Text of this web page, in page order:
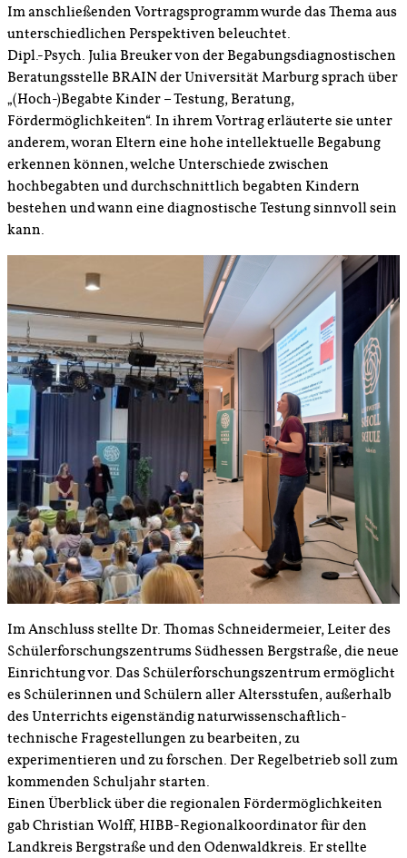
Im anschließenden Vortragsprogramm wurde das Thema aus
unterschiedlichen Perspektiven beleuchtet.
Dipl.-Psych. Julia Breuker von der Begabungsdiagnostischen
Beratungsstelle BRAIN der Universität Marburg sprach über
„(Hoch-)Begabte Kinder – Testung, Beratung,
Fördermöglichkeiten“. In ihrem Vortrag erläuterte sie unter
anderem, woran Eltern eine hohe intellektuelle Begabung
erkennen können, welche Unterschiede zwischen
hochbegabten und durchschnittlich begabten Kindern
bestehen und wann eine diagnostische Testung sinnvoll sein
kann.
Im Anschluss stellte Dr. Thomas Schneidermeier, Leiter des
Schülerforschungszentrums Südhessen Bergstraße, die neue
Einrichtung vor. Das Schülerforschungszentrum ermöglicht
es Schülerinnen und Schülern aller Altersstufen, außerhalb
des Unterrichts eigenständig naturwissenschaftlich-
technische Fragestellungen zu bearbeiten, zu
experimentieren und zu forschen. Der Regelbetrieb soll zum
kommenden Schuljahr starten.
Einen Überblick über die regionalen Fördermöglichkeiten
gab Christian Wolff, HIBB-Regionalkoordinator für den
Landkreis Bergstraße und den Odenwaldkreis. Er stellte